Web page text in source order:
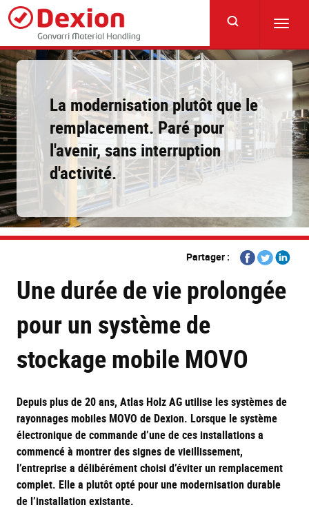
Skip
main
content
La modernisation plutôt que le
remplacement. Paré pour
l'avenir, sans interruption
d'activité.
Partager :
Share
on
Facebook
Share
on
Twitter
Share
Une durée de vie prolongée
pour un système de
stockage mobile MOVO
Depuis plus de 20 ans, Atlas Holz AG utilise les systèmes de
rayonnages mobiles MOVO de Dexion. Lorsque le système
électronique de commande d’une de ces installations a
commencé à montrer des signes de vieillissement,
l’entreprise a délibérément choisi d’éviter un remplacement
complet. Elle a plutôt opté pour une modernisation durable
de l’installation existante.